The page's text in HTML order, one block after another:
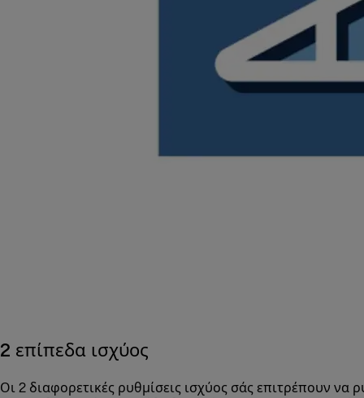
2 επίπεδα ισχύος
Οι 2 διαφορετικές ρυθμίσεις ισχύος σάς επιτρέπουν να